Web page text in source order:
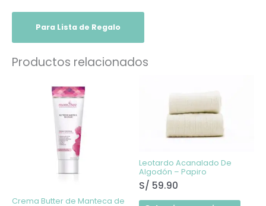
Para Lista de Regalo
Productos relacionados
Crema Butter de Manteca de
Leotardo Acanalado De
Algodón – Papiro
S/ 59.90